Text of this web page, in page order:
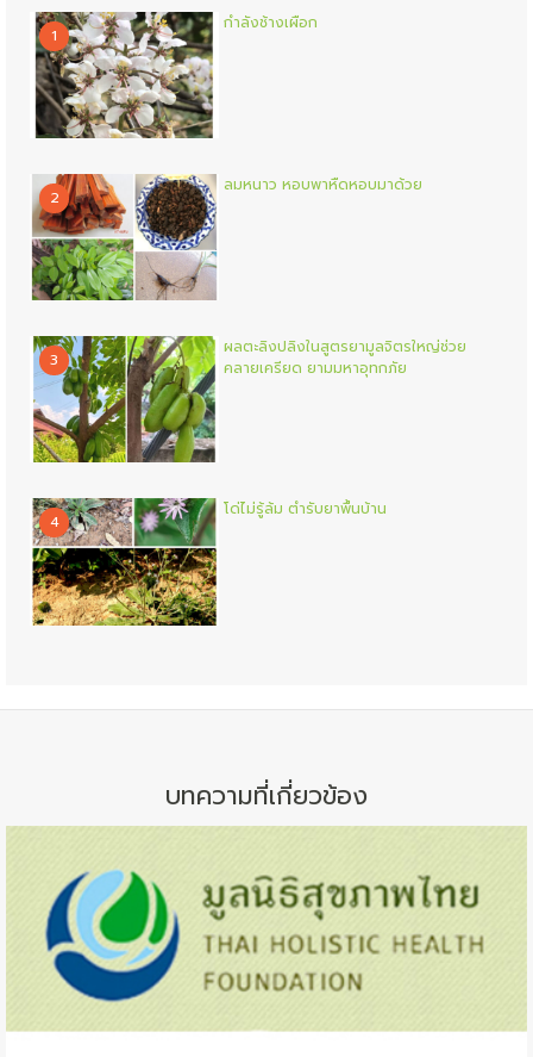
1
กำลังช้างเผือก
2
ลมหนาว หอบพาหืดหอบมาด้วย
3
ผลตะลิงปลิงในสูตรยามูลจิตรใหญ่ช่วย
คลายเครียด ยามมหาอุทกภัย
4
โด่ไม่รู้ล้ม ตำรับยาพื้นบ้าน
บทความที่เกี่ยวข้อง